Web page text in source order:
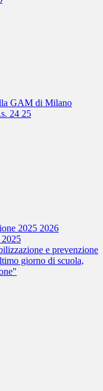
GAM di Milano
24 25
2025 2026
2025
e prevenzione
giorno di scuola,